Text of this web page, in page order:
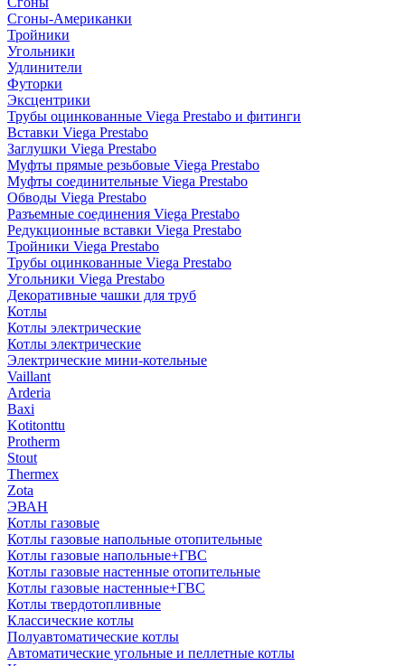
Сгоны-Американки
Тройники
Угольники
Удлинители
Футорки
Эксцентрики
Трубы оцинкованные Viega Prestabo и фитинги
Вставки Viega Prestabo
Заглушки Viega Prestabo
Муфты прямые резьбовые Viega Prestabo
Муфты соединительные Viega Prestabo
Обводы Viega Prestabo
Разъемные соединения Viega Prestabo
Редукционные вставки Viega Prestabo
Тройники Viega Prestabo
Трубы оцинкованные Viega Prestabo
Угольники Viega Prestabo
Декоративные чашки для труб
Котлы
Котлы электрические
Котлы электрические
Электрические мини-котельные
Vaillant
Arderia
Baxi
Kotitonttu
Protherm
Stout
Thermex
Zota
ЭВАН
Котлы газовые
Котлы газовые напольные отопительные
Котлы газовые напольные+ГВС
Котлы газовые настенные отопительные
Котлы газовые настенные+ГВС
Котлы твердотопливные
Классические котлы
Полуавтоматические котлы
Автоматические угольные и пеллетные котлы